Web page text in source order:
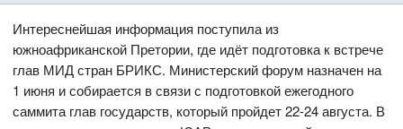
Интереснейшая информация поступила из
южноафриканской Претории, где идёт подготовка к встрече
глав МИД стран БРИКС. Министерский форум назначен на
1 июня и собирается в связи с подготовкой ежегодного
саммита глав государств, который пройдет 22-24 августа. В